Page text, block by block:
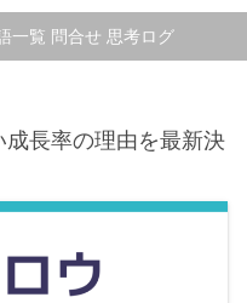
一覧 問合せ 思考ログ
成長率の理由を最新決